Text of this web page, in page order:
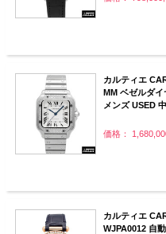
カルティエ
MM ベゼルダ
メンズ USED
価格：
カルティエ
WJPA0012 自